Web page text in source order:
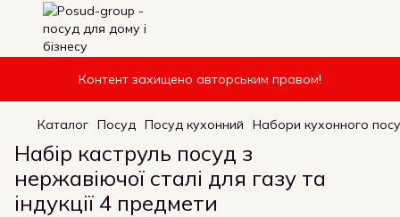
Контент захищено авторським правом!
Каталог Посуд Посуд кухонний Набори кухонного
Набір каструль посуд з
нержавіючої сталі для газу та
індукції 4 предмети